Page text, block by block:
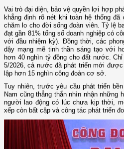
Vai trò đại diện, bảo vệ quyền lợi hợp
khẳng định rõ nét khi toàn hệ thống
chăm lo cho đời sống đoàn viên. Tỷ lệ
đạt gần 81% tổng số doanh nghiệp có
với đầu nhiệm kỳ). Đồng thời, các
dậy mạng mẽ tinh thần sáng tạo với
hơn 40 nghìn tỷ đồng cho đất nước.
5/2026, cả nước đã phát triển mới
lập hơn 15 nghìn công đoàn cơ sở.
Tuy nhiên, trước yêu cầu phát triển
Nam cũng thẳng thắn nhìn nhận những
người lao động có lúc chưa kịp thời,
xếp còn bất cập và công tác phát triển